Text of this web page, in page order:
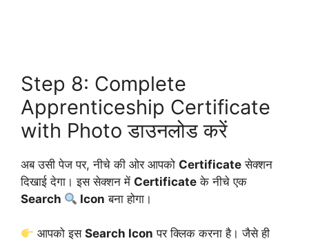
Step 8: Complete
Apprenticeship Certificate
with Photo डाउनलोड करें
अब उसी पेज पर, नीचे की ओर आपको Certificate सेक्शन
दिखाई देगा। इस सेक्शन में Certificate के नीचे एक
Search
Icon बना होगा।
आपको इसSearch Icon पर क्लिक करना है। जैसे ही